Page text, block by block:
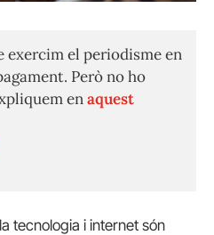
exercim el periodisme en
Però no ho
enaquest
tecnologia i internet són